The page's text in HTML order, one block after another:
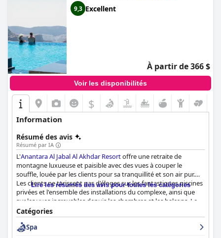
9,3 Excellent
À partir de 366 $
Voir les disponibilités
$
Information
Résumé des avis
Résumé par IA
L'Anantara Al Jabal Al Akhdar Resortoffre une retraite de
montagne luxueuse et paisible avec des vues à couper le
souffle, louée par les clients pour sa tranquillité et son air pur.
Les clients ne tarissent pas d'éloges sur les fantastiques piscines
privées et l'ensemble des installations du complexe, ainsi que
sur les vues incroyables depuis les chambres et les balcons. Le
buffet du petit déjeuner a été décrit comme incroyablement
délicieux et sensationnel et le dîner offre une grande variété
d'options de haute qualité, bien que certains clients l'aient
Lire les résumés des avis pour toutes les catégories
Catégories
Spa